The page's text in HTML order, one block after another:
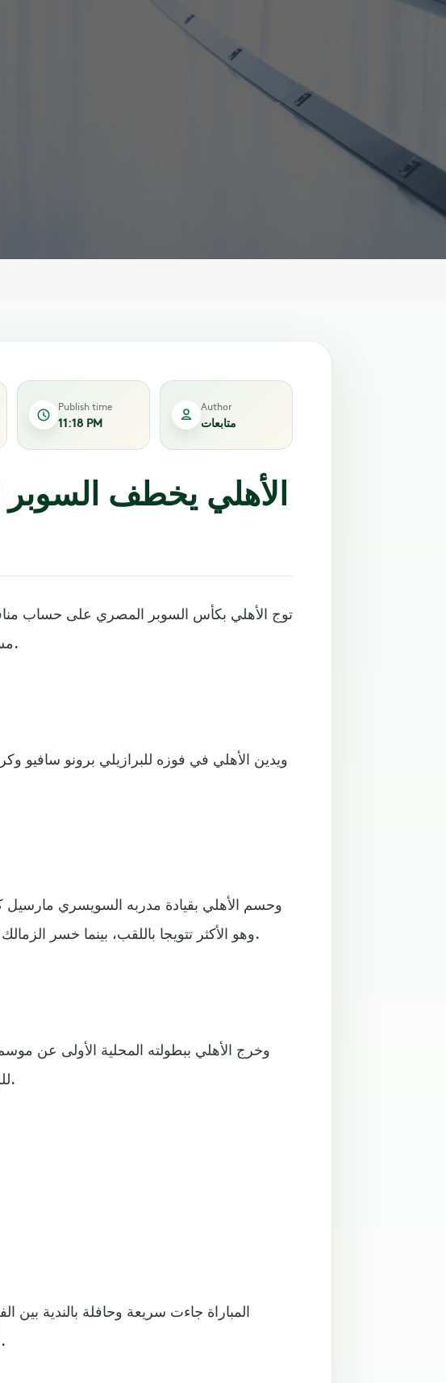
Publish time
11:18 PM
Author
متابعات
الأهلي يخطف
مساء الجمعة على ملعب هزاع بن زايد بالإمارات.
ويدين الأهلي في فوزه للبرازيلي برونو سافيو
وهو الأكثر تتويجا باللقب، بينما خسر الزمالك اللقب بقيادة مدربه البرتغالي جيسوالدو فيريرا.
للزمالك بطل الدوري والكأس عن نفس الموسم.
المباراة جاءت سريعة وحافلة بالندية
الفترات ولكن الأهلي كان الأكثر فعالية وتنظيما.